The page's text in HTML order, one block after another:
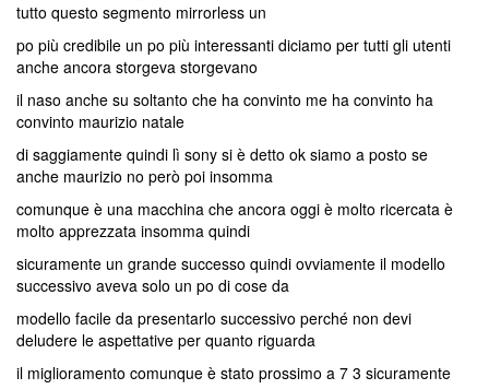
tutto questo segmento mirrorless un
po più credibile un po più interessanti diciamo per tutti gli utenti
anche ancora storgeva storgevano
il naso anche su soltanto che ha convinto me ha convinto ha
convinto maurizio natale
di saggiamente quindi lì sony si è detto ok siamo a posto se
anche maurizio no però poi insomma
comunque è una macchina che ancora oggi è molto ricercata è
molto apprezzata insomma quindi
sicuramente un grande successo quindi ovviamente il modello
successivo aveva solo un po di cose da
modello facile da presentarlo successivo perché non devi
deludere le aspettative per quanto riguarda
il miglioramento comunque è stato prossimo a 7 3 sicuramente